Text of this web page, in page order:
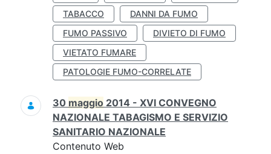
TABACCO
DANNI DA FUMO
FUMO PASSIVO
DIVIETO DI FUMO
VIETATO FUMARE
PATOLOGIE FUMO-CORRELATE
30 maggio 2014 - XVI CONVEGNO
NAZIONALE TABAGISMO E SERVIZIO
SANITARIO NAZIONALE
Contenuto Web